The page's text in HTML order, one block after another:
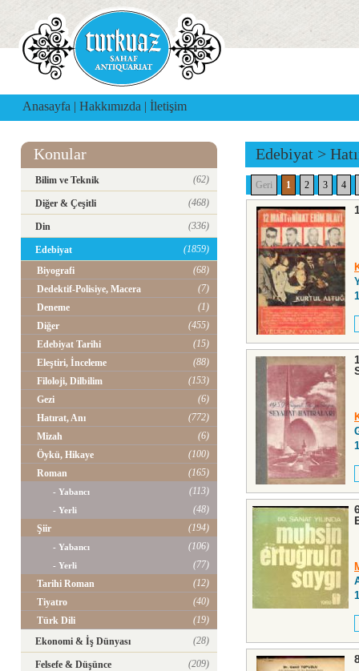
Anasayfa | Hakkımızda | İletişim
Konular
Bilim ve Teknik (62)
Diğer & Çeşitli (468)
Din (336)
Edebiyat
(1859)
Biyografi
(68)
Dedektif-Polisiye, Macera
(7)
Deneme
(1)
Diğer
(455)
Edebiyat Tarihi
(15)
Eleştiri, İnceleme
(88)
Filoloji, Dilbilim
(153)
Gezi
(6)
Hatırat, Anı
(772)
Mizah
(6)
Öykü, Hikaye
(100)
Roman
(165)
- Yabancı (113)
- Yerli
(48)
Şiir
(194)
- Yabancı (106)
- Yerli
(77)
Tarihi Roman
(12)
Tiyatro
(40)
Türk Dili
(19)
Ekonomi & İş Dünyası
(28)
Felsefe & Düşünce (209)
Edebiyat >
Geri 1 2 3 4